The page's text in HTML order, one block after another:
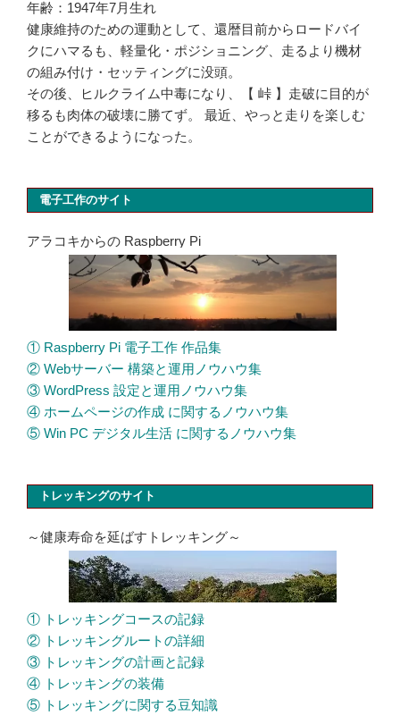
年齢：1947年7月生れ
健康維持のための運動として、還暦目前からロードバイ
クにハマるも、軽量化・ポジショニング、走るより機材
の組み付け・セッティングに没頭。
その後、ヒルクライム中毒になり、【 峠 】走破に目的が
移るも肉体の破壊に勝てず。 最近、やっと走りを楽しむ
ことができるようになった。
電子工作のサイト
アラコキからの Raspberry Pi
① Raspberry Pi 電子工作 作品集
② Webサーバー 構築と運用ノウハウ集
③ WordPress 設定と運用ノウハウ集
④ ホームページの作成 に関するノウハウ集
⑤ Win PC デジタル生活 に関するノウハウ集
トレッキングのサイト
～健康寿命を延ばすトレッキング～
① トレッキングコースの記録
② トレッキングルートの詳細
③ トレッキングの計画と記録
④ トレッキングの装備
⑤ トレッキングに関する豆知識